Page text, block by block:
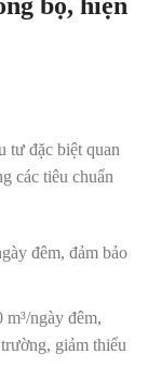
tư đặc biệt quan
các tiêu chuẩn
đêm, đảm bảo
m³/ngày đêm,
giảm thiểu